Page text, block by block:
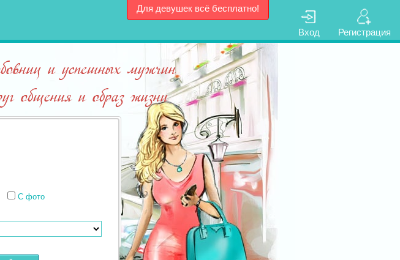
Вход Регистрация
Для девушек всё бесплатно!
и успешных мужчин
общения и образ жизни
С фото